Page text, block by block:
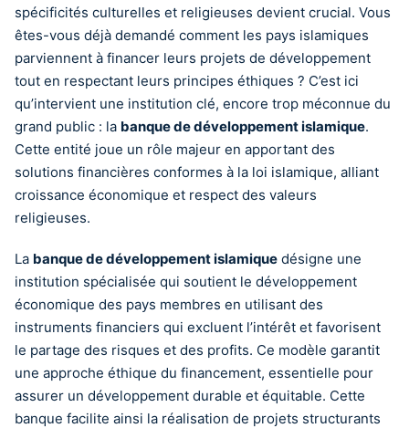
spécificités culturelles et religieuses devient crucial. Vous
êtes-vous déjà demandé comment les pays islamiques
parviennent à financer leurs projets de développement
tout en respectant leurs principes éthiques ? C’est ici
qu’intervient une institution clé, encore trop méconnue du
grand public : la banque de développement islamique.
Cette entité joue un rôle majeur en apportant des
solutions financières conformes à la loi islamique, alliant
croissance économique et respect des valeurs
religieuses.
La banque de développement islamique désigne une
institution spécialisée qui soutient le développement
économique des pays membres en utilisant des
instruments financiers qui excluent l’intérêt et favorisent
le partage des risques et des profits. Ce modèle garantit
une approche éthique du financement, essentielle pour
assurer un développement durable et équitable. Cette
banque facilite ainsi la réalisation de projets structurants